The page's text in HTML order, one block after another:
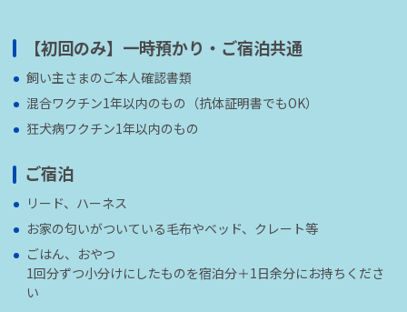
【初回のみ】一時預かり・ご宿泊共通
飼い主さまのご本人確認書類
混合ワクチン1年以内のもの（抗体証明書でもOK）
狂犬病ワクチン1年以内のもの
ご宿泊
リード、ハーネス
お家の匂いがついている毛布やベッド、クレート等
ごはん、おやつ
1回分ずつ小分けにしたものを宿泊分＋1日余分にお持ちくださ
い